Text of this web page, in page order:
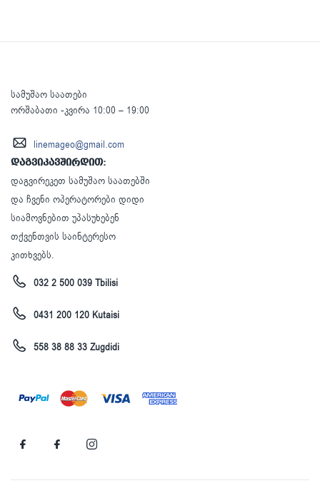
სამუშაო საათები
ორშაბათი -კვირა 10:00 – 19:00
linemageo@gmail.com
დაგვიკავშირდით:
დაგვირეკეთ სამუშაო საათებში
და ჩვენი ოპერატორები დიდი
სიამოვნებით უპასუხებენ
თქვენთვის საინტერესო
კითხვებს.
032 2 500 039 Tbilisi
0431 200 120 Kutaisi
558 38 88 33 Zugdidi